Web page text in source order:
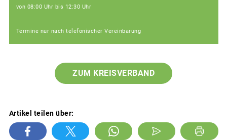
von 08:00 Uhr bis 12:30 Uhr
Termine nur nach telefonischer Vereinbarung
ZUM KREISVERBAND
Artikel teilen über: